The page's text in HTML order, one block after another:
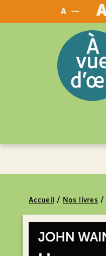
A
Accueil / Nos livres /
Panneau de gestion des